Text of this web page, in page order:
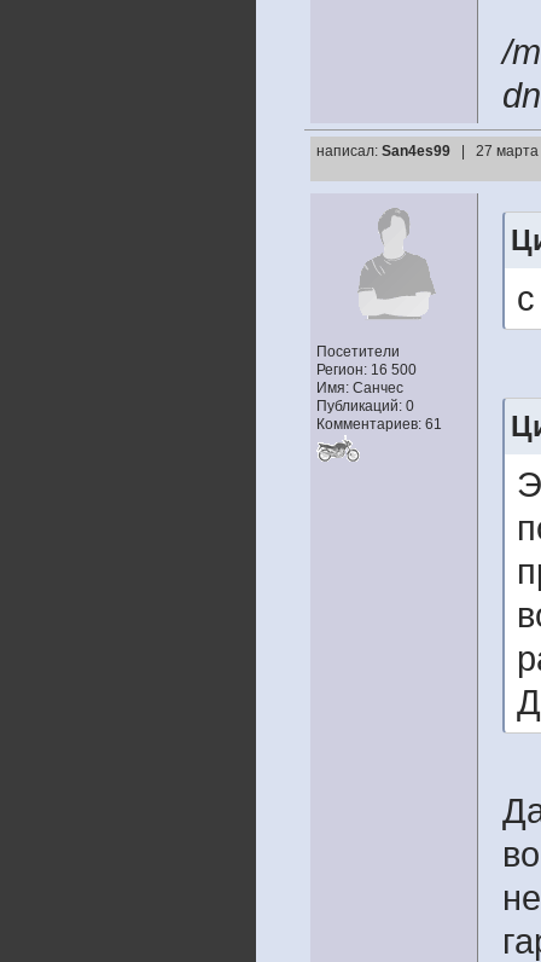
/
написал: San4es99 | 27
Посетители
Регион: 16 500
Имя: Санчес
Публикаций: 0
Комментариев: 61